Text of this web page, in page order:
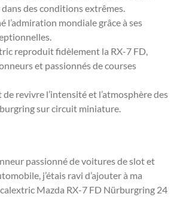
des conditions extrêmes.
l’admiration mondiale grâce à ses
reproduit fidèlement la RX-7 FD,
et passionnés de courses
revivre l’intensité et l’atmosphère des
sur circuit miniature.
passionné de voitures de slot et
j’étais ravi d’ajouter à ma
Mazda RX-7 FD Nürburgring 24